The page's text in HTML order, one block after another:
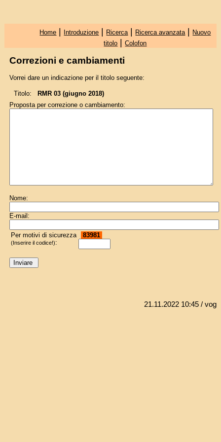
Home | Introduzione | Ricerca | Ricerca avanzata | Nuovo
titolo |Colofon
Correzioni e cambiamenti
Vorrei dare un indicazione per il titolo seguente:
Titolo:
RMR 03 (giugno 2018)
Proposta per correzione o cambiamento:
Nome:
E-mail:
Per motivi di sicurezza
(Inserire il codice!):
83981
21.11.2022 10:45 / vog